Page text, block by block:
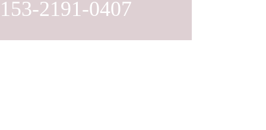
153-2191-0407